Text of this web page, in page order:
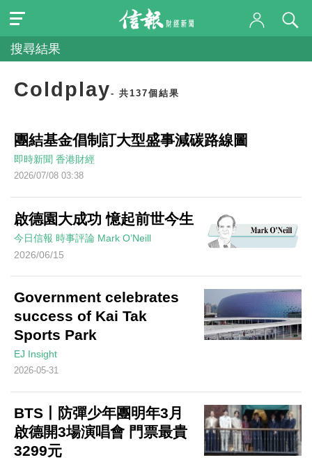
搜尋結果
Coldplay- 共137個結果
團結基金倡制訂大型盛事減碳路線圖
即時新聞 香港財經
2026/07/08 03:38
啟德園大成功 憶起前世今生
今日信報 時事評論 Mark O’Neill
2026/06/15
Government celebrates
success of Kai Tak
Sports Park
EJ Insight
2026-05-31
BTS丨防彈少年團明年3月
啟德開3場演唱會 門票最貴
3299元